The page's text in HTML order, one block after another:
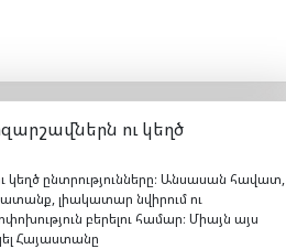
ու կեղծ
ընտրությունները։ Անսասան հավատ,
լիակատար նվիրում ու
բերելու համար։ Միայն այս
Հայաստանը